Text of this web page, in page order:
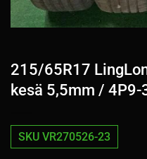
215/65R17
kesä 5,5mm / 4P9-
SKU VR270526-23